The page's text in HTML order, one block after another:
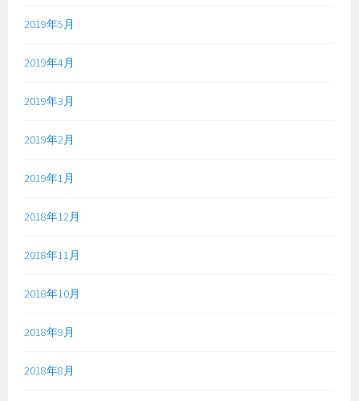
2019年5月
2019年4月
2019年3月
2019年2月
2019年1月
2018年12月
2018年11月
2018年10月
2018年9月
2018年8月